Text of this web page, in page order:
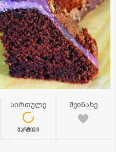
სირთულე
მარტივი
შეინახე